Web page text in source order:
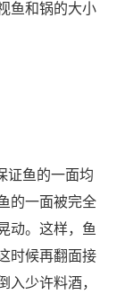
鱼和锅的大小
证鱼的一面均
的一面被完全
动。这样，鱼
时候再翻面接
入少许料酒，